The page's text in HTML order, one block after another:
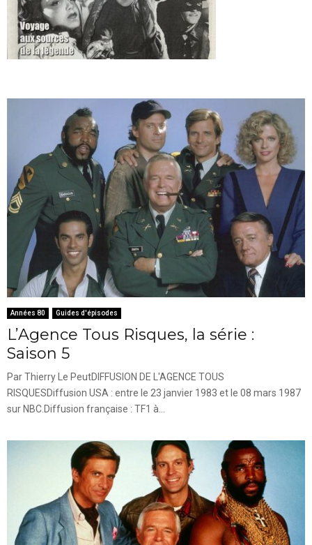
Années 80 Guides d'épisodes
L’Agence Tous Risques, la série :
Saison 5
Par Thierry Le PeutDIFFUSION DE L'AGENCE TOUS
RISQUESDiffusion USA : entre le 23 janvier 1983 et le 08 mars 1987
sur NBC.Diffusion française : TF1 à...